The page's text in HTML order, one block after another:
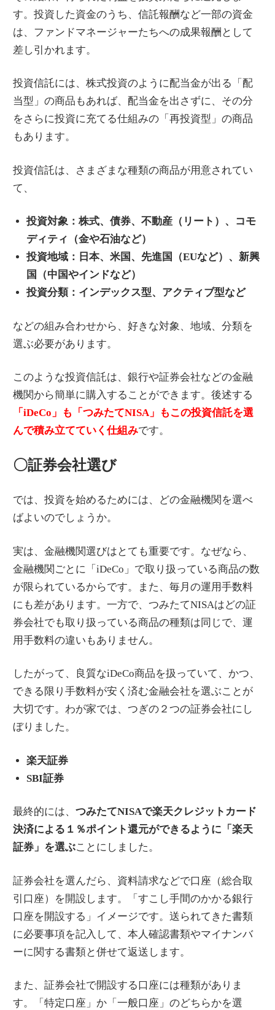
す。投資した資金のうち、信託報酬など一部の資金
は、ファンドマネージャーたちへの成果報酬として
差し引かれます。
投資信託には、株式投資のように配当金が出る「配
当型」の商品もあれば、配当金を出さずに、その分
をさらに投資に充てる仕組みの「再投資型」の商品
もあります。
投資信託は、さまざまな種類の商品が用意されてい
て、
投資対象：株式、債券、不動産（リート）、コモ
ディティ（金や石油など）
投資地域：日本、米国、先進国（EUなど）、新興
国（中国やインドなど）
投資分類：インデックス型、アクティブ型など
などの組み合わせから、好きな対象、地域、分類を
選ぶ必要があります。
このような投資信託は、銀行や証券会社などの金融
機関から簡単に購入することができます。後述する
「iDeCo」も「つみたてNISA」もこの投資信託を選
んで積み立てていく仕組みです。
〇証券会社選び
では、投資を始めるためには、どの金融機関を選べ
ばよいのでしょうか。
実は、金融機関選びはとても重要です。なぜなら、
金融機関ごとに「iDeCo」で取り扱っている商品の数
が限られているからです。また、毎月の運用手数料
にも差があります。一方で、つみたてNISAはどの証
券会社でも取り扱っている商品の種類は同じで、運
用手数料の違いもありません。
したがって、良質なiDeCo商品を扱っていて、かつ、
できる限り手数料が安く済む金融会社を選ぶことが
大切です。わが家では、つぎの２つの証券会社にし
ぼりました。
楽天証券
SBI証券
最終的には、つみたてNISAで楽天クレジットカード
決済による１％ポイント還元ができるように「楽天
証券」を選ぶことにしました。
証券会社を選んだら、資料請求などで口座（総合取
引口座）を開設します。「すこし手間のかかる銀行
口座を開設する」イメージです。送られてきた書類
に必要事項を記入して、本人確認書類やマイナンバ
ーに関する書類と併せて返送します。
また、証券会社で開設する口座には種類がありま
す。「特定口座」か「一般口座」のどちらかを選